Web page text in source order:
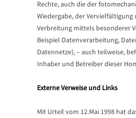
Rechte, auch die der
Wiedergabe, der Vervielfältigung
Verbreitung mittels besonderer
Beispiel Datenverarbeitung,
Datennetze), – auch teilweise,
Inhaber und Betreiber dieser
Externe Verweise und Links
Mit Urteil vom 12.Mai 1998 hat